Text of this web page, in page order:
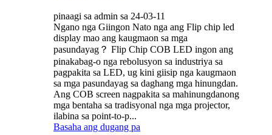
pinaagi sa admin sa 24-03-11
Ngano nga Giingon Nato nga ang Flip chip led
display mao ang kaugmaon sa mga
pasundayag？ Flip Chip COB LED ingon ang
pinakabag-o nga rebolusyon sa industriya sa
pagpakita sa LED, ug kini giisip nga kaugmaon
sa mga pasundayag sa daghang mga hinungdan.
Ang COB screen nagpakita sa mahinungdanong
mga bentaha sa tradisyonal nga mga projector,
ilabina sa point-to-p...
Basaha ang dugang pa